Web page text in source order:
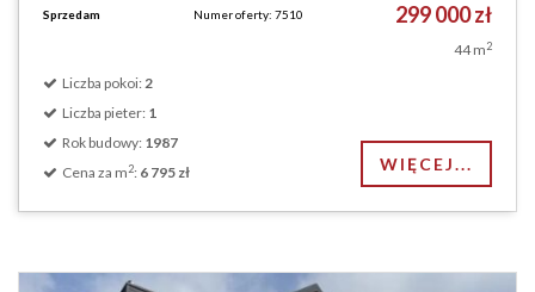
Sprzedam Numer oferty: 7510 299 000 zł
44 m2
Liczba pokoi:2
Liczba pieter: 1
Rok budowy: 1987
Cena za m2: 6 795 zł WIĘCEJ...